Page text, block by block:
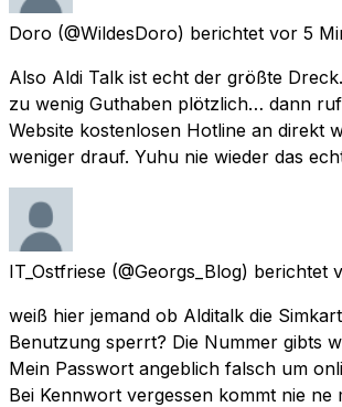
Doro (@WildesDoro) berichtet vor 5
Also Aldi Talk ist echt der größte
zu wenig Guthaben plötzlich… dann
Website kostenlosen Hotline an direkt
weniger drauf. Yuhu nie wieder das
IT_Ostfriese (@Georgs_Blog) berichtet
weiß hier jemand ob Alditalk die
Benutzung sperrt? Die Nummer gibts
Mein Passwort angeblich falsch um
Bei Kennwort vergessen kommt nie ne